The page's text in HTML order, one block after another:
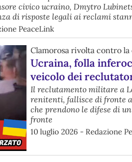
civico ucraino, Dmytro
di risposte legali ai reclami
PeaceLink
Clamorosa rivolta contro
Ucraina, folla
veicolo dei
Il reclutamento militare a
renitenti, fallisce di fronte
che prendono le difese di
fronte
10 luglio 2026 - Redazione